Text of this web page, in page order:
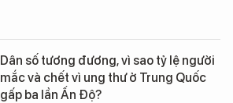
Dân số tương đương, vì sao tỷ lệ người
mắc và chết vì ung thư ở Trung Quốc
gấp ba lần Ấn Độ?